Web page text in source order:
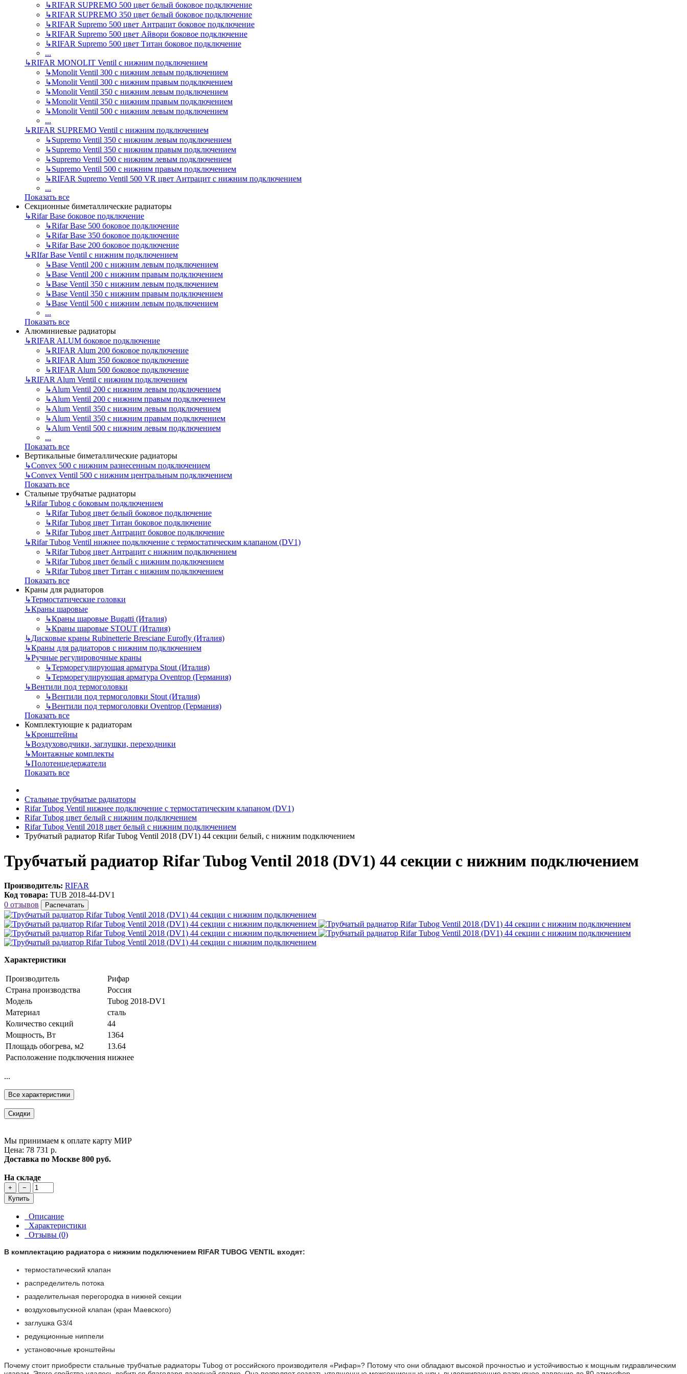
↳RIFAR SUPREMO 500 цвет белый боковое подключение
↳RIFAR SUPREMO 350 цвет белый боковое подключение
↳RIFAR Supremo 500 цвет Антрацит боковое подключение
↳RIFAR Supremo 500 цвет Айвори боковое подключение
↳RIFAR Supremo 500 цвет Титан боковое подключение
...
↳RIFAR MONOLIT Ventil с нижним подключением
↳Monolit Ventil 300 с нижним левым подключением
↳Monolit Ventil 300 с нижним правым подключением
↳Monolit Ventil 350 с нижним левым подключением
↳Monolit Ventil 350 с нижним правым подключением
↳Monolit Ventil 500 с нижним левым подключением
...
↳RIFAR SUPREMO Ventil с нижним подключением
↳Supremo Ventil 350 с нижним левым подключением
↳Supremo Ventil 350 с нижним правым подключением
↳Supremo Ventil 500 с нижним левым подключением
↳Supremo Ventil 500 с нижним правым подключением
↳RIFAR Supremo Ventil 500 VR цвет Антрацит с нижним подключением
...
Показать все
Секционные биметаллические радиаторы
↳Rifar Base боковое подключение
↳Rifar Base 500 боковое подключение
↳Rifar Base 350 боковое подключение
↳Rifar Base 200 боковое подключение
↳RIfar Base Ventil с нижним подключением
↳Base Ventil 200 с нижним левым подключением
↳Base Ventil 200 с нижним правым подключением
↳Base Ventil 350 с нижним левым подключением
↳Base Ventil 350 с нижним правым подключением
↳Base Ventil 500 с нижним левым подключением
...
Показать все
Алюминиевые радиаторы
↳RIFAR ALUM боковое подключение
↳RIFAR Alum 200 боковое подключение
↳RIFAR Alum 350 боковое подключение
↳RIFAR Alum 500 боковое подключение
↳RIFAR Alum Ventil с нижним подключением
↳Alum Ventil 200 с нижним левым подключением
↳Alum Ventil 200 с нижним правым подключением
↳Alum Ventil 350 с нижним левым подключением
↳Alum Ventil 350 с нижним правым подключением
↳Alum Ventil 500 с нижним левым подключением
...
Показать все
Вертикальные биметаллические радиаторы
↳Convex 500 с нижним разнесенным подключением
↳Convex Ventil 500 с нижним центральным подключением
Показать все
Стальные трубчатые радиаторы
↳Rifar Tubog с боковым подключением
↳Rifar Tubog цвет белый боковое подключение
↳Rifar Tubog цвет Титан боковое подключение
↳Rifar Tubog цвет Антрацит боковое подключение
↳Rifar Tubog Ventil нижнее подключение с термостатическим клапаном (DV1)
↳Rifar Tubog цвет Антрацит с нижним подключением
↳Rifar Tubog цвет белый с нижним подключением
↳Rifar Tubog цвет Титан с нижним подключением
Показать все
Краны для радиаторов
↳Термостатические головки
↳Краны шаровые
↳Краны шаровые Bugatti (Италия)
↳Краны шаровые STOUT (Италия)
↳Дисковые краны Rubinetterie Bresciane Eurofly (Италия)
↳Краны для радиаторов с нижним подключением
↳Ручные регулировочные краны
↳Терморегулирующая арматура Stout (Италия)
↳Терморегулирующая арматура Oventrop (Германия)
↳Вентили под термоголовки
↳Вентили под термоголовки Stout (Италия)
↳Вентили под термоголовки Oventrop (Германия)
Показать все
Комплектующие к радиаторам
↳Кронштейны
↳Воздуховодчики, заглушки, переходники
↳Монтажные комплекты
↳Полотенцедержатели
Показать все
Стальные трубчатые радиаторы
Rifar Tubog Ventil нижнее подключение с термостатическим клапаном (DV1)
Rifar Tubog цвет белый с нижним подключением
Rifar Tubog Ventil 2018 цвет белый с нижним подключением
Трубчатый радиатор Rifar Tubog Ventil 2018 (DV1) 44 секции белый, с нижним подключением
Трубчатый радиатор Rifar Tubog Ventil 2018 (DV1) 44 секции с нижним подключением
Производитель: RIFAR
Код товара: TUB 2018-44-DV1
0 отзывов
Распечатать
Характеристики
Производитель
Рифар
Страна производства
Россия
Модель
Tubog 2018-DV1
Материал
сталь
Количество секций
44
Мощность, Вт
1364
Площадь обогрева, м2
13.64
Расположение подключения нижнее
...
Все характеристики
Скидки
Мы принимаем к оплате карту МИР
Цена: 78 731 р.
Доставка по Москве 800 руб.
На складе
+
−
Купить
Описание
Характеристики
Отзывы (0)
В комплектацию радиатора с нижним подключением RIFAR TUBOG VENTIL входят:
термостатический клапан
распределитель потока
разделительная перегородка в нижней секции
воздуховыпускной клапан (кран Маевского)
заглушка G3/4
редукционные ниппели
установочные кронштейны
Почему стоит приобрести стальные трубчатые радиаторы Tubog от российского производителя «Рифар»? Потому что они обладают высокой прочностью и устойчивостью к мощным гидравлическим